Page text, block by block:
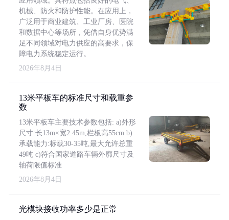
机械、防火和防护性能。在应用上，
广泛用于商业建筑、工业厂房、医院
和数据中心等场所，凭借自身优势满
足不同领域对电力供应的高要求，保
障电力系统稳定运行。
2026年8月4日
13米平板车的标准尺寸和载重参
数
13米平板车主要技术参数包括: a)外形
尺寸:长13m×宽2.45m,栏板高55cm b)
承载能力:标载30-35吨,最大允许总重
49吨 c)符合国家道路车辆外廓尺寸及
轴荷限值标准
2026年8月4日
光模块接收功率多少是正常